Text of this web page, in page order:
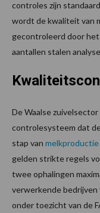
controles zijn
wordt de kwaliteit van
gecontroleerd door
aantallen stalen
De Waalse
controlesysteem dat
stap van melkproductie
gelden strikte regels
twee ophalingen
verwerkende
onder toezicht van de